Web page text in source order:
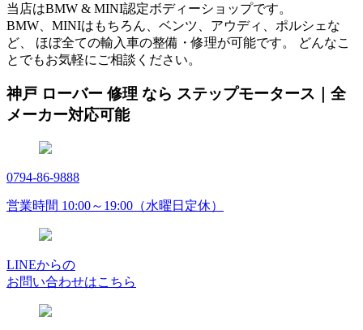
当店はBMW & MINI認定ボディーショップです。
BMW、MINIはもちろん、ベンツ、アウディ、ポルシェな
ど、 ほぼ全ての輸入車の整備・修理が可能です。 どんなこ
とでもお気軽にご相談ください。
神戸 ローバー 修理 なら ステップモータース｜全
メーカー対応可能
0794-86-9888
営業時間 10:00～19:00（水曜日定休）
LINEからの
お問い合わせはこちら